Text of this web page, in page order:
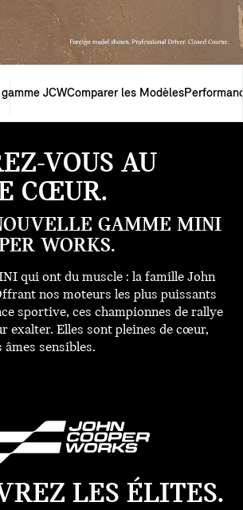
gamme JCWComparer les Modèles
VOUS AU
CŒUR.
GAMME MINI
WORKS.
qui ont du muscle : la famille John
nos moteurs les plus puissants
sportive, ces championnes de rallye
exalter. Elles sont pleines de cœur,
sensibles.
LES ÉLITES.